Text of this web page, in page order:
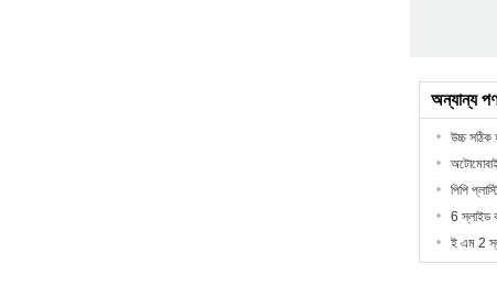
অন্যান্য
উচ্চ সঠিক
পিপি
6 স্লাইড
ই এম 2